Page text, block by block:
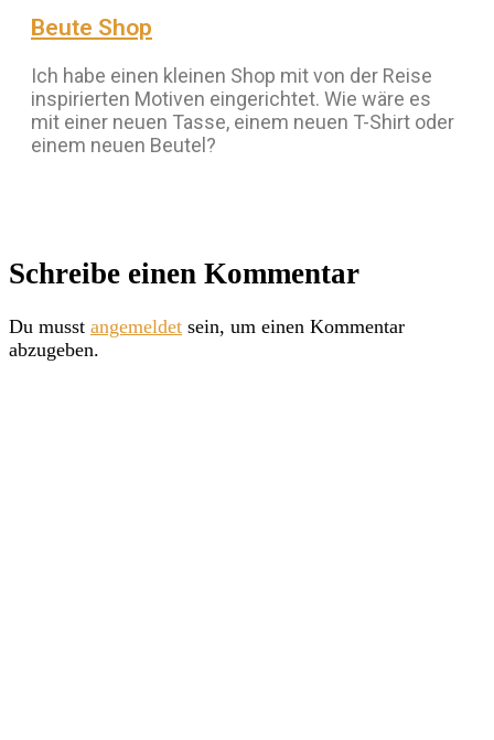
Beute Shop
Ich habe einen kleinen Shop mit von der Reise
inspirierten Motiven eingerichtet. Wie wäre es
mit einer neuen Tasse, einem neuen T-Shirt oder
einem neuen Beutel?
Schreibe einen Kommentar
Du musst angemeldet sein, um einen Kommentar
abzugeben.